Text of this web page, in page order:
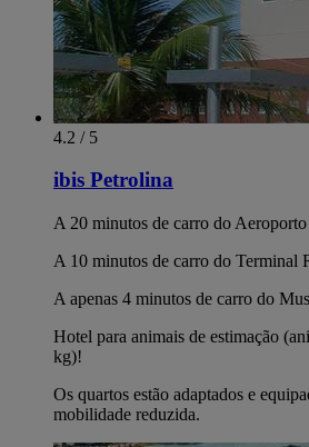
4.2 / 5
ibis Petrolina
A 20 minutos de carro do
A 10 minutos de carro do Terminal
A apenas 4 minutos de carro do
Hotel para animais de estimação
kg)!
Os quartos estão adaptados e
mobilidade reduzida.